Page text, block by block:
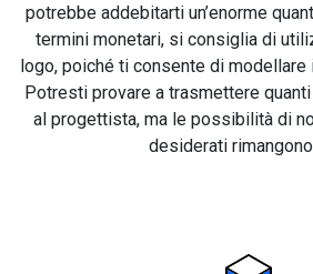
potrebbe addebitarti un’enorme
termini monetari, si consiglia di
logo, poiché ti consente di
Potresti provare a trasmettere
al progettista, ma le possibilità di
desiderati